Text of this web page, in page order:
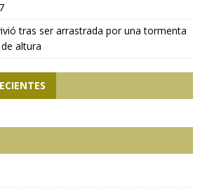
tras ser arrastrada por una tormenta
altura